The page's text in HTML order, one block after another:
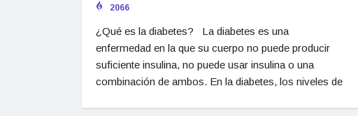
2066
¿Qué es la diabetes? La diabetes es una
enfermedad en la que su cuerpo no puede producir
suficiente insulina, no puede usar insulina o una
combinación de ambos. En la diabetes, los niveles de